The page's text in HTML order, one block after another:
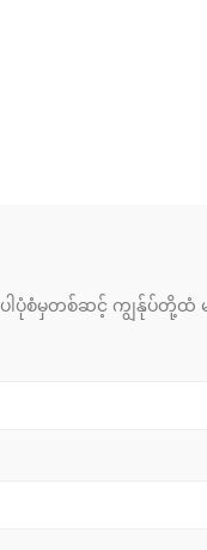
စံမှတစ်ဆင့် ကျွန်ုပ်တို့ထံ မ